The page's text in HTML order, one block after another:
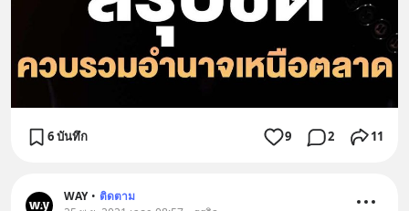
6 บันทึก 9 2 11
WAY • ติดตาม